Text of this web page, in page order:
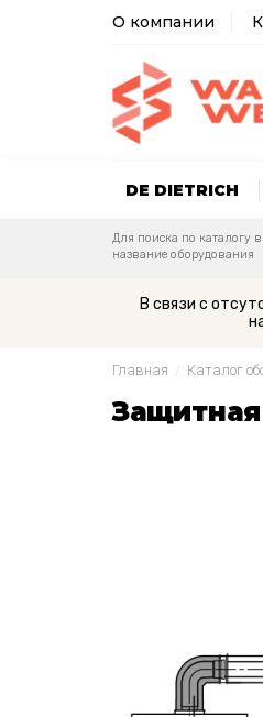
О компании
DE DIETRICH
Для поиска по каталогу
название оборудования
В связи с
Главная Каталог